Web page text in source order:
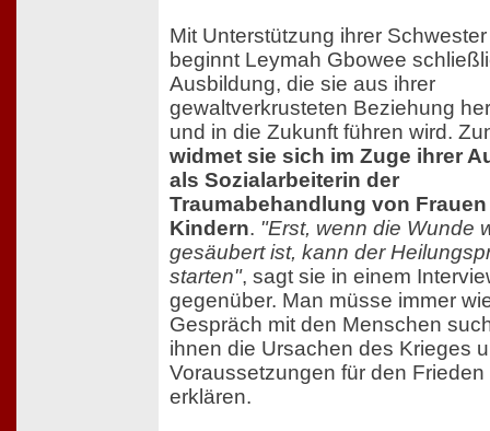
Mit Unterstützung ihrer
beginnt Leymah Gbowee
Ausbildung, die sie aus ihrer
gewaltverkrusteten Beziehung
und in die Zukunft führen wird.
widmet sie sich im Zuge ihrer
als Sozialarbeiterin der
Traumabehandlung von
Kindern. "Erst, wenn die Wunde
gesäubert ist, kann der
starten", sagt sie in einem
gegenüber. Man müsse immer
Gespräch mit den Menschen
ihnen die Ursachen des Krieges
Voraussetzungen für den Frieden
erklären.